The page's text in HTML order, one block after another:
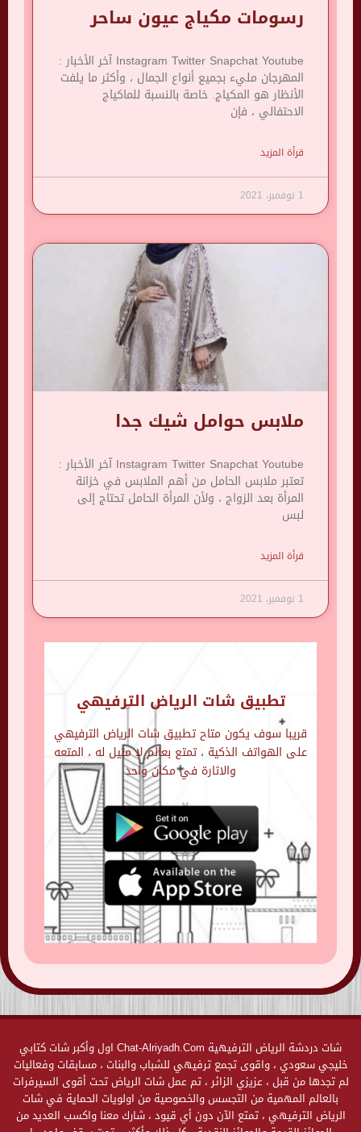
رسومات مكياج عيون ساحر
Instagram Twitter Snapchat Youtube آخر الأخبار :
المهرجان مليء بجميع أنواع الجمال ، وأكثر ما يلفت
الأنظار هو المكياج. خاصة بالنسبة للماكياج
الاحتفالي ، فإن
قرأة المزيد
1 نوفمبر، 2021
ملابس حوامل شيك جدا
Instagram Twitter Snapchat Youtube آخر الأخبار :
تعتبر ملابس الحامل من أهم الملابس في خزانة
المرأة بعد الزواج ، ولأن المرأة الحامل تحتاج إلى
لبس
قرأة المزيد
1 نوفمبر، 2021
تطبيق شات الرياض الترفيهي
قريبا سوف يكون متاح تطبيق شات الرياض الترفيهي
على الهواتف الذكية ، تمتع بعالم لا مثيل له ، المتعه
والاثارة في مكان واحد
شات دردشة الرياض الترفيهية Chat-Alriyadh.Com اول وأكبر شات كتابي
خليجي سعودي ، واقوى تجمع ترفيهي للشباب والبنات ، مسابقات وفعاليات
لم تجدها من قبل ، عزيزي الزائر ، تم عمل شات الرياض تحت أقوى السيرفرات
بالعالم المهمية من التجسس والخصوصية من اولويات الحماية في شات
الرياض الترفيهي ، تمتع الآن دون أي قيود ، شارك معنا واكسب العديد من